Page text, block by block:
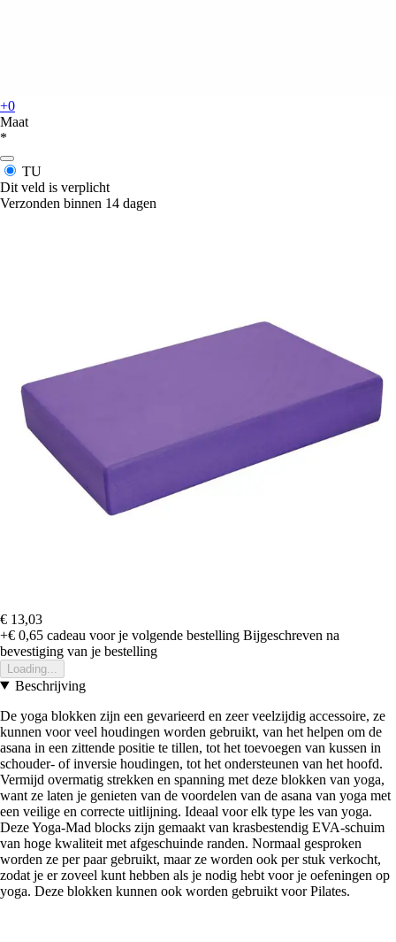
+0
Maat
*
TU
Dit veld is verplicht
Verzonden binnen 14 dagen
€ 13,03
+€ 0,65 cadeau voor je volgende bestelling Bijgeschreven na
bevestiging van je bestelling
Loading...
Beschrijving
De yoga blokken zijn een gevarieerd en zeer veelzijdig accessoire, ze
kunnen voor veel houdingen worden gebruikt, van het helpen om de
asana in een zittende positie te tillen, tot het toevoegen van kussen in
schouder- of inversie houdingen, tot het ondersteunen van het hoofd.
Vermijd overmatig strekken en spanning met deze blokken van yoga,
want ze laten je genieten van de voordelen van de asana van yoga met
een veilige en correcte uitlijning. Ideaal voor elk type les van yoga.
Deze Yoga-Mad blocks zijn gemaakt van krasbestendig EVA-schuim
van hoge kwaliteit met afgeschuinde randen. Normaal gesproken
worden ze per paar gebruikt, maar ze worden ook per stuk verkocht,
zodat je er zoveel kunt hebben als je nodig hebt voor je oefeningen op
yoga. Deze blokken kunnen ook worden gebruikt voor Pilates.